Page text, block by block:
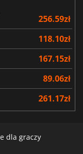
256.59zł
118.10zł
167.15zł
89.06zł
261.17zł
dla graczy